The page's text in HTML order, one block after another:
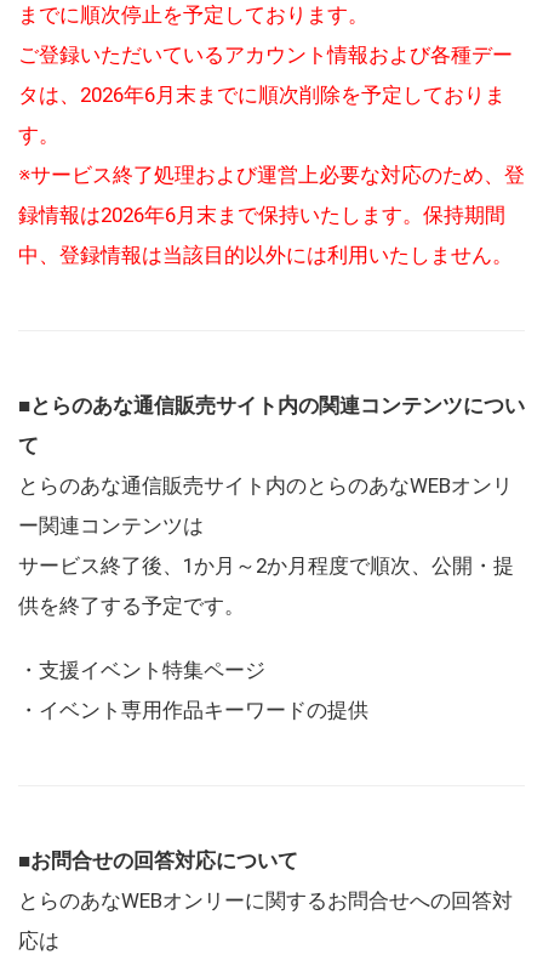
までに順次停止を予定しております。
ご登録いただいているアカウント情報および各種デー
タは、2026年6月末までに順次削除を予定しておりま
す。
※サービス終了処理および運営上必要な対応のため、登
録情報は2026年6月末まで保持いたします。保持期間
中、登録情報は当該目的以外には利用いたしません。
■とらのあな通信販売サイト内の関連コンテンツについ
て
とらのあな通信販売サイト内のとらのあなWEBオンリ
ー関連コンテンツは
サービス終了後、1か月～2か月程度で順次、公開・提
供を終了する予定です。
・支援イベント特集ページ
・イベント専用作品キーワードの提供
■お問合せの回答対応について
とらのあなWEBオンリーに関するお問合せへの回答対
応は